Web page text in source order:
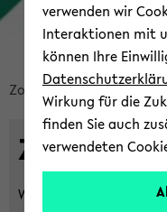
skip
breadcrumb
navigation
to
content
Zoom Über­blick &
Zoom
Will­kom­men auf den
verwenden wir
Interaktionen mit
können Ihre
Wirkung für die
finden Sie auch
verwendeten